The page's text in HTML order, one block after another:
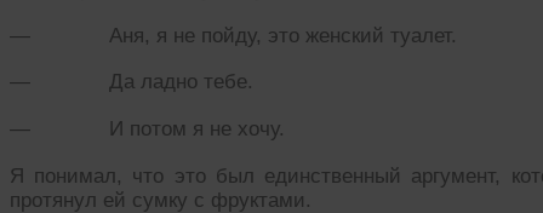
— Аня, я не пойду, это женский туалет.
— Да ладно тебе.
— И потом я не хочу.
Я понимал, что это был единственный аргумент,
протянул ей сумку с фруктами.